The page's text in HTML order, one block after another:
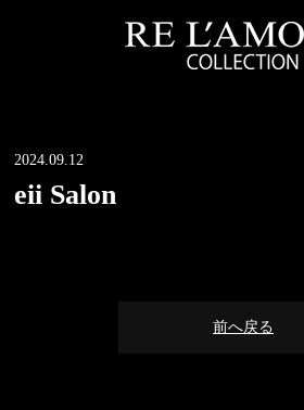
2024.09.12
eii Salon
前へ戻る